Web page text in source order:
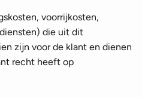
voorrijkosten,
die uit dit
zijn voor de klant en dienen
recht heeft op